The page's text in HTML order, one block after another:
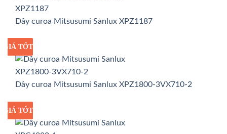
Dây curoa Mitsusumi Sanlux XPZ1187
GIÁ SỈ
GIÁ TỐT
Dây curoa Mitsusumi Sanlux XPZ1800-3VX710-2
GIÁ SỈ
GIÁ TỐT